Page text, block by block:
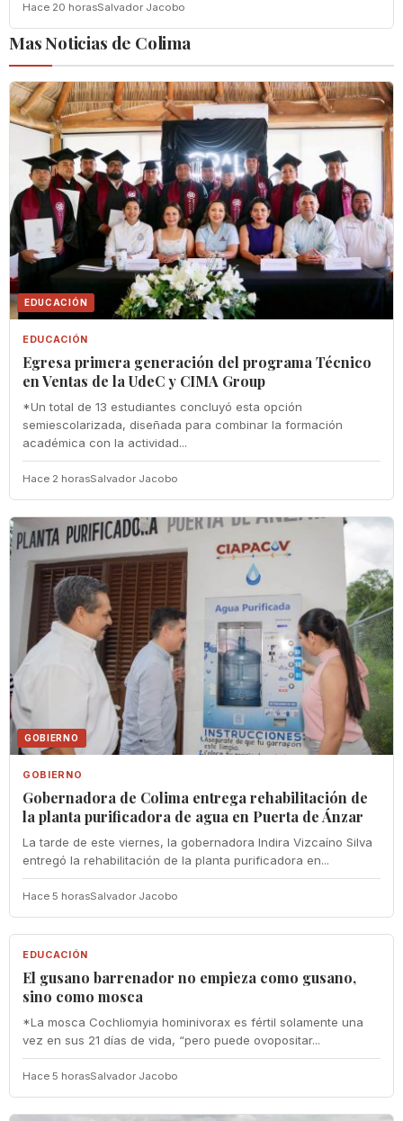
Hace 20 horasSalvador Jacobo
Mas Noticias de Colima
EDUCACIÓN
EDUCACIÓN
Egresa primera generación del programa Técnico
en Ventas de la UdeC y CIMA Group
*Un total de 13 estudiantes concluyó esta opción
semiescolarizada, diseñada para combinar la formación
académica con la actividad...
Hace 2 horasSalvador Jacobo
GOBIERNO
GOBIERNO
Gobernadora de Colima entrega rehabilitación de
la planta purificadora de agua en Puerta de Ánzar
La tarde de este viernes, la gobernadora Indira Vizcaíno Silva
entregó la rehabilitación de la planta purificadora en...
Hace 5 horasSalvador Jacobo
EDUCACIÓN
EDUCACIÓN
El gusano barrenador no empieza como gusano,
sino como mosca
*La mosca Cochliomyia hominivorax es fértil solamente una
vez en sus 21 días de vida, “pero puede ovopositar...
Hace 5 horasSalvador Jacobo